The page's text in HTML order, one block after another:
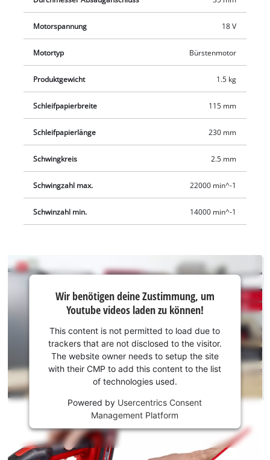
Motorspannung 18 V
Motortyp Bürstenmotor
Produktgewicht 1.5 kg
Schleifpapierbreite 115 mm
Schleifpapierlänge 230 mm
Schwingkreis 2.5 mm
Schwingzahl max. 22000 min^-1
Schwinzahl min. 14000 min^-1
benötigen
Zustimmung,
um Youtube
laden zu
können!
This
content
permitted
to
Wir benötigen deine Zustimmung, um
Youtube videos laden zu können!
This content is not permitted to load due to
trackers that are not disclosed to the visitor.
The website owner needs to setup the site
with their CMP to add this content to the list
of technologies used.
Powered by Usercentrics Consent
Management Platform